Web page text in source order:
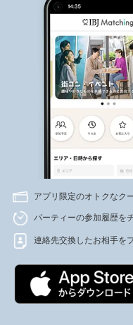
アプリ限定のオトクなク
パーティーの参加履歴を
連絡先交換したお相手を